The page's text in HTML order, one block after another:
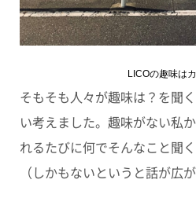
LICOの趣味はカ
そもそも人々が趣味は？を聞
い考えました。趣味がない私
れるたびに何でそんなこと聞
（しかもないというと話が広